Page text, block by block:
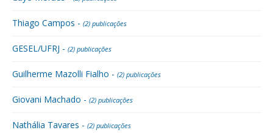
Thiago Campos - (2) publicações
GESEL/UFRJ - (2) publicações
Guilherme Mazolli Fialho - (2) publicações
Giovani Machado - (2) publicações
Nathália Tavares - (2) publicações